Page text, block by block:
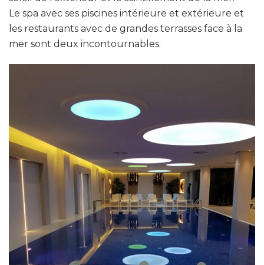
Le spa avec ses piscines intérieure et extérieure et
les restaurants avec de grandes terrasses face à la
mer sont deux incontournables.